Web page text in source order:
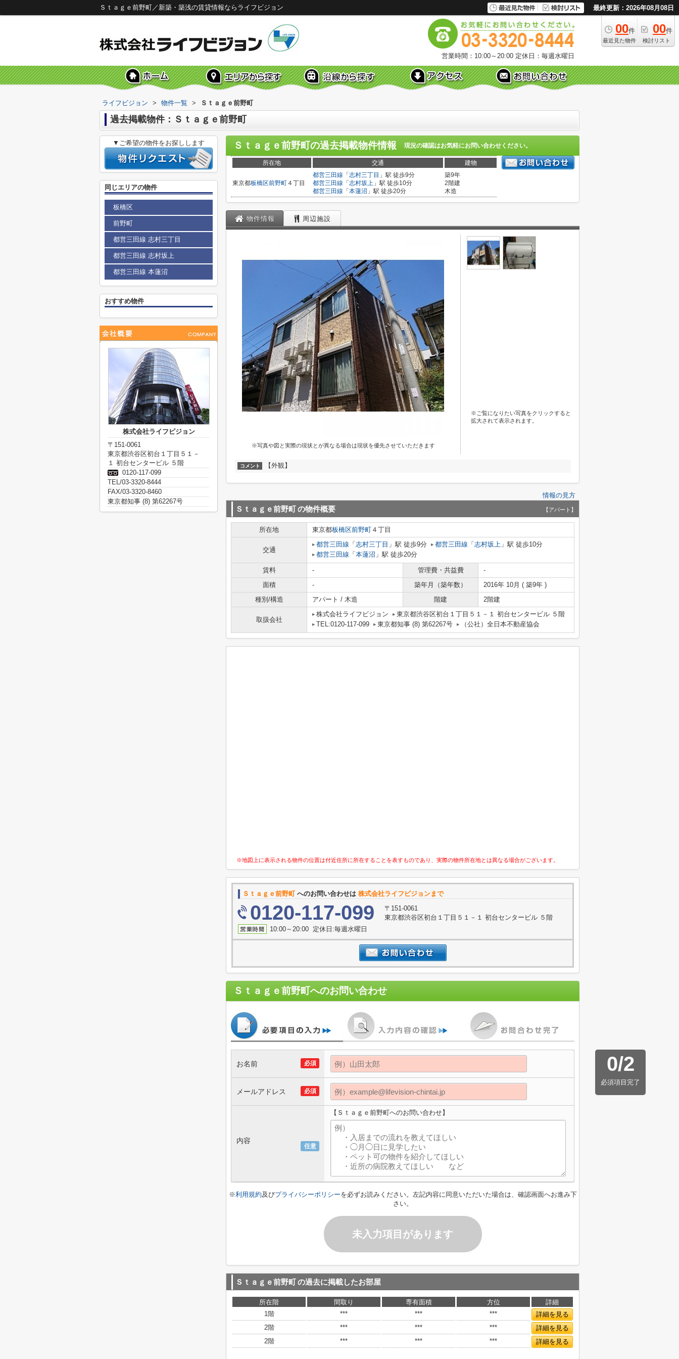
Ｓｔａｇｅ前野町／新築・築浅の賃貸情報ならライフビジョン 最終更新：2026年08月08日
00件
最近見た物件
00件
検討リスト
営業時間：10:00～20:00 定休日：毎週水曜日
ライフビジョン > 物件一覧 > Ｓｔａｇｅ前野町
過去掲載物件：Ｓｔａｇｅ前野町
Ｓｔａｇｅ前野町の過去掲載物件情報 現況の確認はお気軽にお問い合わせください。
所在地 交通 建物
東京都板橋区前野町４丁目
都営三田線 「 志村三丁目 」駅 徒歩9分
都営三田線 「 志村坂上 」駅 徒歩10分
都営三田線 「 本蓮沼 」駅 徒歩20分
築9年
2階建
木造
物件情報 周辺施設
※写真や図と実際の現状とが異なる場合は現状を優先させていただきます
※ご覧になりたい写真をクリックすると
拡大されて表示されます。
コメント 【外観】
情報の見方
Ｓｔａｇｅ前野町の物件概要 【アパート】
所在地 東京都板橋区前野町 ４丁目
交通
都営三田線 「 志村三丁目 」駅 徒歩9分 都営三田線 「 志村坂上 」駅 徒歩10分
都営三田線 「 本蓮沼 」駅 徒歩20分
賃料 - 管理費・共益費
-
面積
- 築年月（築年数）
2016年 10月 ( 築9年 )
種別/構造
アパート / 木造 階建 2階建
取扱会社
株式会社ライフビジョン
東京都渋谷区初台１丁目５１－１ 初台センタービル ５階
TEL:0120-117-099
東京都知事 (8) 第62267号 （公社）全日本不動産協会
※地図上に表示される物件の位置は付近住所に所在することを表すものであり、実際の物件所在地とは異なる場合がございます。
Ｓｔａｇｅ前野町へのお問い合わせは 株式会社ライフビジョンまで
0120-117-099
〒151-0061
東京都渋谷区初台１丁目５１－１ 初台センタービル ５階
10:00～20:00 定休日:毎週水曜日
Ｓｔａｇｅ前野町へのお問い合わせ
0/2
必須項目完了
必須
お名前
必須
メールアドレス
任意
内容
【Ｓｔａｇｅ前野町へのお問い合わせ】
※利用規約及びプライバシーポリシーを必ずお読みください。左記内容に同意いただいた場合は、確認画面へお進み下
さい。
未入力項目があります
Ｓｔａｇｅ前野町の過去に掲載したお部屋
所在階 間取り 専有面積 方位
詳細
1階
*** *** ***
詳細を見る
2階
*** *** ***
詳細を見る
2階
*** *** *** 詳細を見る
▼ご希望の物件をお探しします
同じエリアの物件
板橋区
前野町
都営三田線 志村三丁目
都営三田線 志村坂上
都営三田線 本蓮沼
おすすめ物件
株式会社ライフビジョン
〒151-0061
東京都渋谷区初台１丁目５１－
１ 初台センタービル ５階
0120-117-099
TEL/03-3320-8444
FAX/03-3320-8460
東京都知事 (8) 第62267号